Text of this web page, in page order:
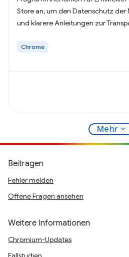
Store an, um den Datenschutz der
und klarere Anleitungen zur
Chrome
Mehr expand_more
Beitragen
Fehler melden
Offene Fragen ansehen
Weitere Informationen
Chromium-Updates